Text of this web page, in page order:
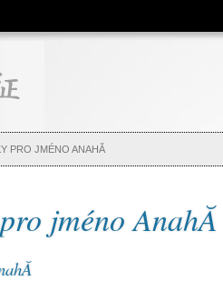
PRO JMÉNO ANAHĂ­
jméno AnahĂ­